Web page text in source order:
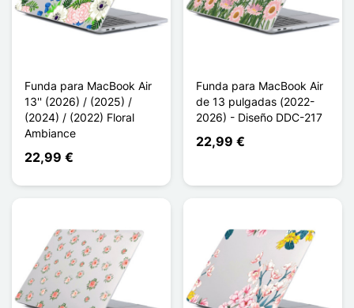
Funda para MacBook Air
13'' (2026) / (2025) /
(2024) / (2022) Floral
Ambiance
22,99 €
Funda para MacBook Air
de 13 pulgadas (2022-
2026) - Diseño DDC-217
22,99 €